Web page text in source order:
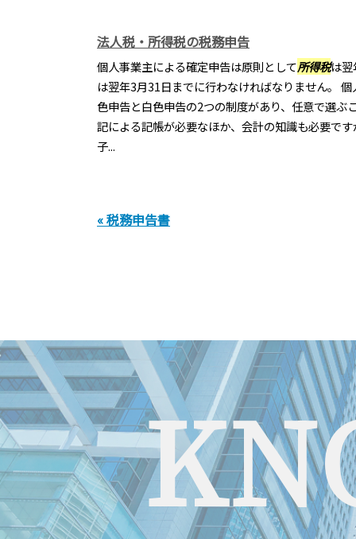
法人税・所得税の税務申告
個人事業主による確定申告は原則として所得税は翌
は翌年3月31日までに行わなければなりません。
色申告と白色申告の2つの制度があり、任意で選ぶ
記による記帳が必要なほか、会計の知識も必要で
子...
« 税務申告書